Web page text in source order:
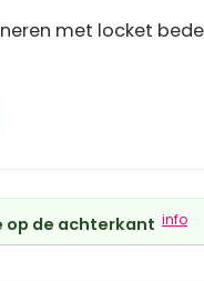
met locket
op de achterkant info